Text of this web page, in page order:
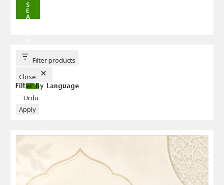
S
E
A
T
T
Filter products
Close
Filter by Language
Language
Urdu
Apply